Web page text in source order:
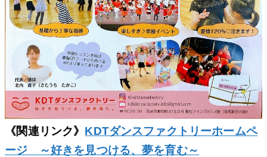
《関連リンク》 KDTダンスファクトリーホームペ
ージ ～好きを見つける、夢を育む～